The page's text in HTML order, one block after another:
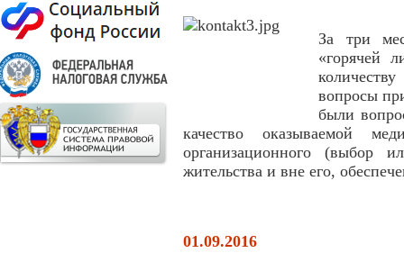
За три
«горячей
вопросы
были
качество оказываемой
организационного (выбор
жительства и вне его,
01.09.2016